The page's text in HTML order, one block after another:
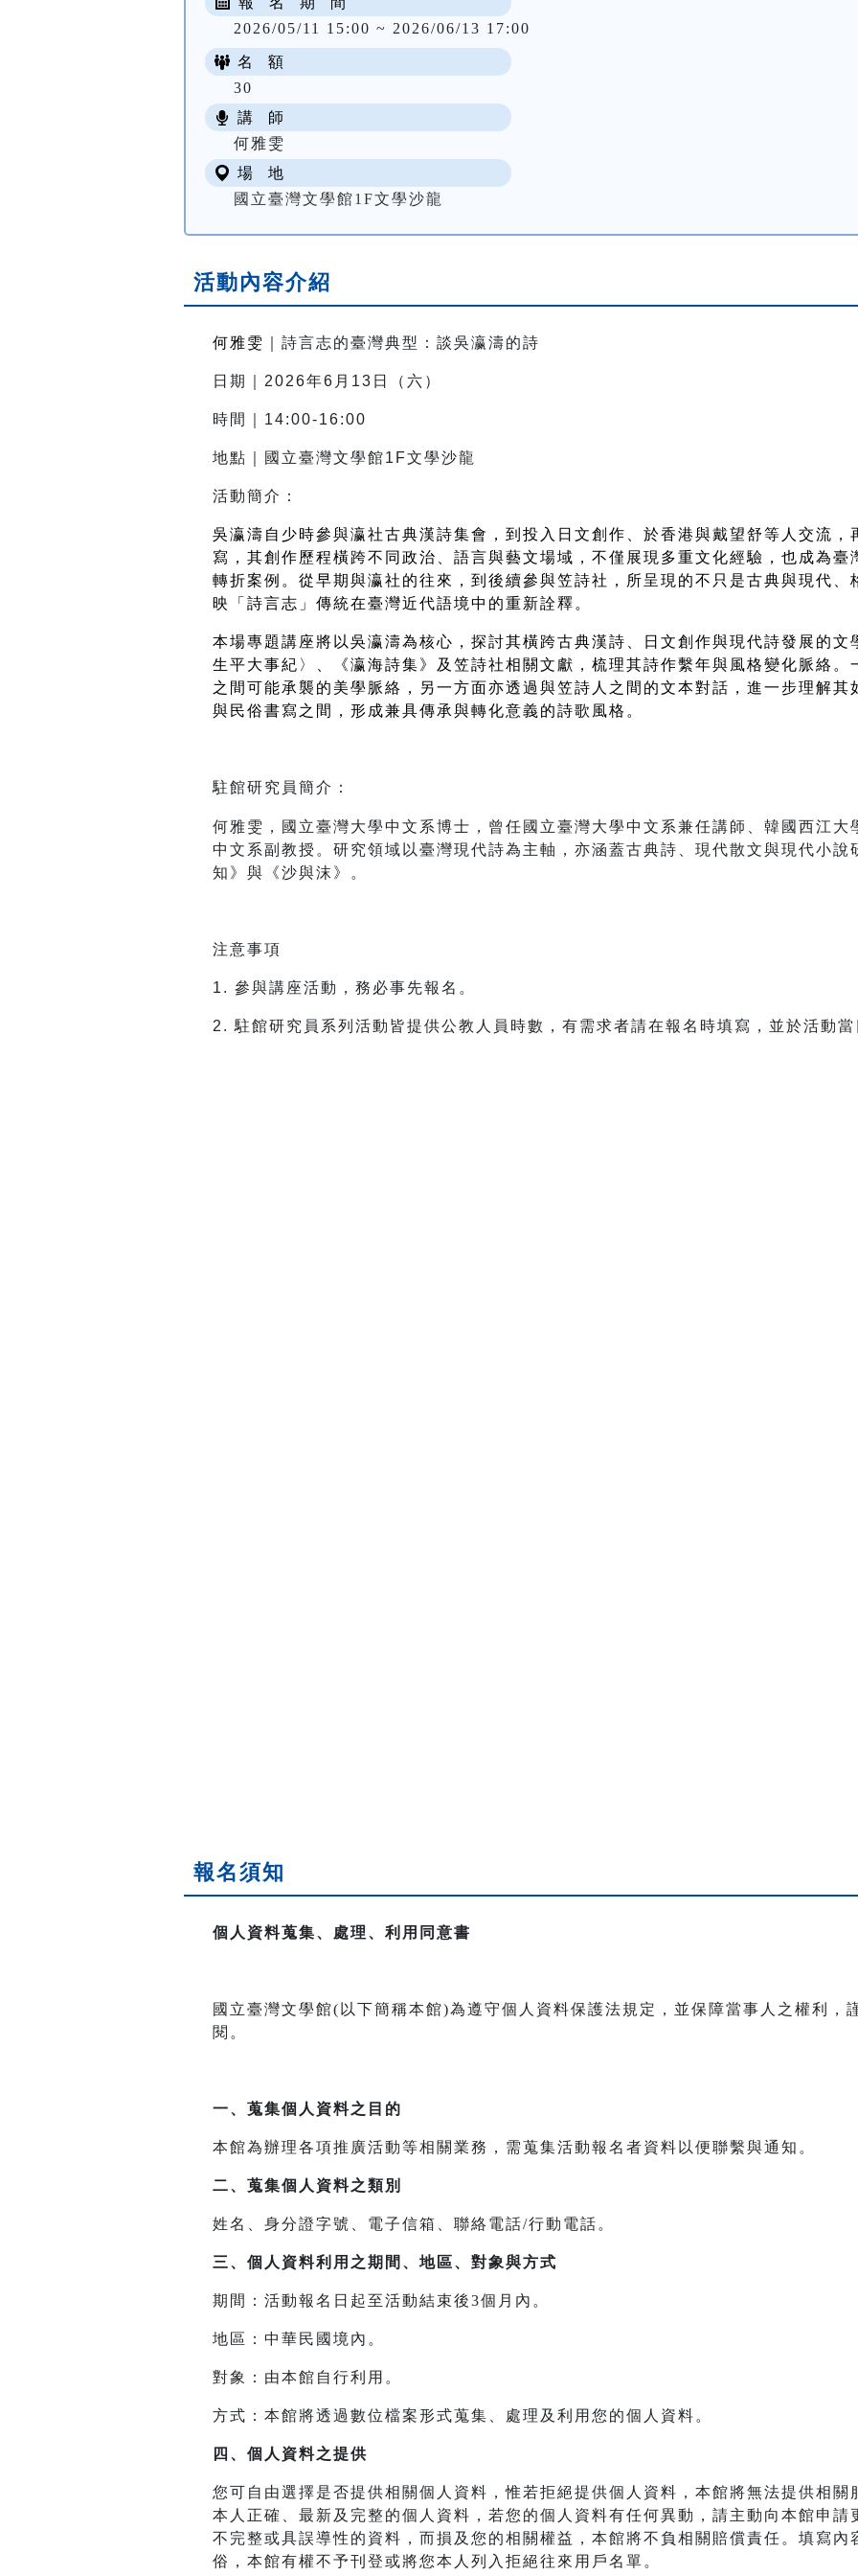
2026/05/11 15:00 ~ 2026/06/13 17:00
名 額
30
講 師
何雅雯
場 地
國立臺灣文學館1F文學沙龍
活動內容介紹
何雅雯 ｜詩言志的臺灣典型：談吳瀛濤的詩
日期｜2026年6月13日（六）
時間｜14:00-16:00
地點｜國立臺灣文學館1F文學沙龍
活動簡介：
吳瀛濤自少時參與瀛社古典漢詩集會，到投入日文創作、於香港與戴望舒等人交流，
寫，其創作歷程橫跨不同政治、語言與藝文場域，不僅展現多重文化經驗，也成為臺
轉折案例。從早期與瀛社的往來，到後續參與笠詩社，所呈現的不只是古典與現代、
映「詩言志」傳統在臺灣近代語境中的重新詮釋。
本場專題講座將以吳瀛濤為核心，探討其橫跨古典漢詩、日文創作與現代詩發展的文
生平大事紀〉、《瀛海詩集》及笠詩社相關文獻，梳理其詩作繫年與風格變化脈絡。
之間可能承襲的美學脈絡，另一方面亦透過與笠詩人之間的文本對話，進一步理解其
與民俗書寫之間，形成兼具傳承與轉化意義的詩歌風格。
何雅雯，國立臺灣大學中文系博士，曾任國立臺灣大學中文系兼任講師、韓國西江
中文系副教授。研究領域以臺灣現代詩為主軸，亦涵蓋古典詩、現代散文與現代小說
知》與《沙與沫》。
注意事項
1. 參與講座活動，務必事先報名。
2. 駐館研究員系列活動皆提供公教人員時數，有需求者請在報名時填寫，並於活動當
報名須知
個人資料蒐集、處理、利用同意書
國立臺灣文學館(以下簡稱本館)為遵守個人資料保護法規定，並保障當事人之權利，
閱。
一、 蒐集個人資料之目的
本館為辦理各項推廣活動等相關業務，需蒐集活動報名者資料以便聯繫與通知。
二、 蒐集個人資料之類別
姓名、身分證字號、電子信箱、聯絡電話/行動電話。
三、 個人資料利用之期間、地區、對象與方式
期間：活動報名日起至活動結束後3個月內。
地區：中華民國境內。
對象：由本館自行利用。
方式：本館將透過數位檔案形式蒐集、處理及利用您的個人資料。
四、 個人資料之提供
您可自由選擇是否提供相關個人資料，惟若拒絕提供個人資料，本館將無法提供相關
本人正確、最新及完整的個人資料，若您的個人資料有任何異動，請主動向本館申請
不完整或具誤導性的資料，而損及您的相關權益，本館將不負相關賠償責任。填寫內
俗，本館有權不予刊登或將您本人列入拒絕往來用戶名單。